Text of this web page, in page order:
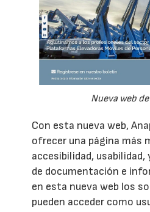
Nueva web
Con esta nueva web,
ofrecer una página más
accesibilidad, usabilidad,
de documentación e
en esta nueva web los
pueden acceder como